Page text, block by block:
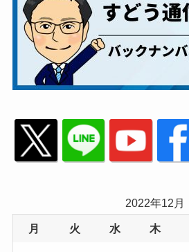
2022年12月
月 火 水 木